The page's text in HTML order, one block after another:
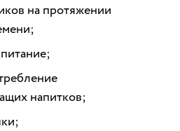
на протяжении
напитков;